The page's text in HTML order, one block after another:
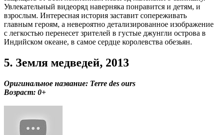
Увлекательный видеоряд наверняка понравится и детям, и
взрослым. Интересная история заставит сопереживать
главным героям, а невероятно детализированное изображение
с легкостью перенесет зрителей в густые джунгли острова в
Индийском океане, в самое сердце королевства обезьян.
5. Земля медведей, 2013
Оригинальное название: Terre des ours
Возраст: 0+